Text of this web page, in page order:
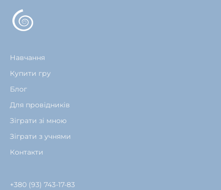
Навчання
Купити гру
Блог
Для провідників
Зіграти зі мною
Зіграти з учнями
Контакти
+380 (93) 743-17-83